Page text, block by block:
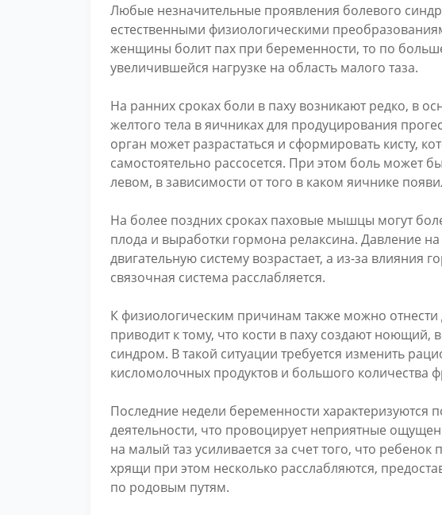
Любые незначительные проявления болевого
естественными физиологическими
женщины болит пах при беременности, то по
увеличившейся нагрузке на область малого таза.
На ранних сроках боли в паху возникают редко, в
желтого тела в яичниках для продуцирования
орган может разрастаться и сформировать кисту,
самостоятельно рассосется. При этом боль может
левом, в зависимости от того в каком яичнике
На более поздних сроках паховые мышцы могут
плода и выработки гормона релаксина. Давление
двигательную систему возрастает, а из-за влияния
связочная система расслабляется.
К физиологическим причинам также можно отнести
приводит к тому, что кости в паху создают
синдром. В такой ситуации требуется изменить
кисломолочных продуктов и большого количества
Последние недели беременности характеризуются
деятельности, что провоцирует неприятные
на малый таз усиливается за счет того, что
хрящи при этом несколько расслабляются,
по родовым путям.